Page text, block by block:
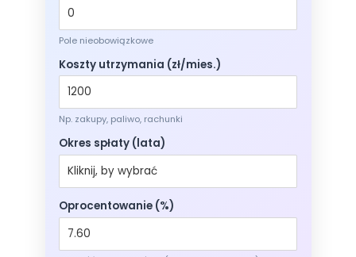
Pole nieobowiązkowe
Koszty utrzymania (zł/mies.)
Np. zakupy, paliwo, rachunki
Okres spłaty (lata)
Oprocentowanie (%)